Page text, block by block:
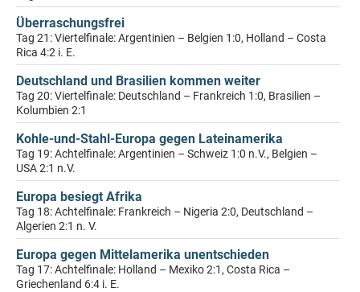
Überraschungsfrei
Tag 21: Viertelfinale: Argentinien – Belgien 1:0, Holland – Costa
Rica 4:2 i. E.
Deutschland und Brasilien kommen weiter
Tag 20: Viertelfinale: Deutschland – Frankreich 1:0, Brasilien –
Kolumbien 2:1
Kohle-und-Stahl-Europa gegen Lateinamerika
Tag 19: Achtelfinale: Argentinien – Schweiz 1:0 n.V., Belgien –
USA 2:1 n.V.
Europa besiegt Afrika
Tag 18: Achtelfinale: Frankreich – Nigeria 2:0, Deutschland –
Algerien 2:1 n. V.
Europa gegen Mittelamerika unentschieden
Tag 17: Achtelfinale: Holland – Mexiko 2:1, Costa Rica –
Griechenland 6:4 i. E.